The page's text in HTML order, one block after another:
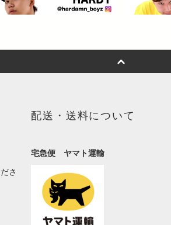
さ
配送・送料について
宅急便 ヤマト運輸